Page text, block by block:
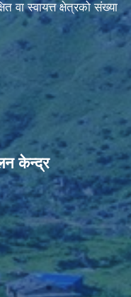
वा स्वायत्त क्षेत्रको संख्या
केन्द्र